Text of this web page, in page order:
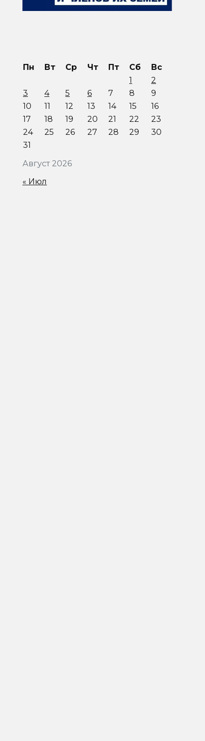
Август 2026
Пн Вт Ср Чт Пт Сб
Вс
1
2
3
4 5 6 7 8
9
10
11 12 13 14 15
16
17
18 19 20 21 22
23
24
25 26 27 28 29
30
31
« Июл